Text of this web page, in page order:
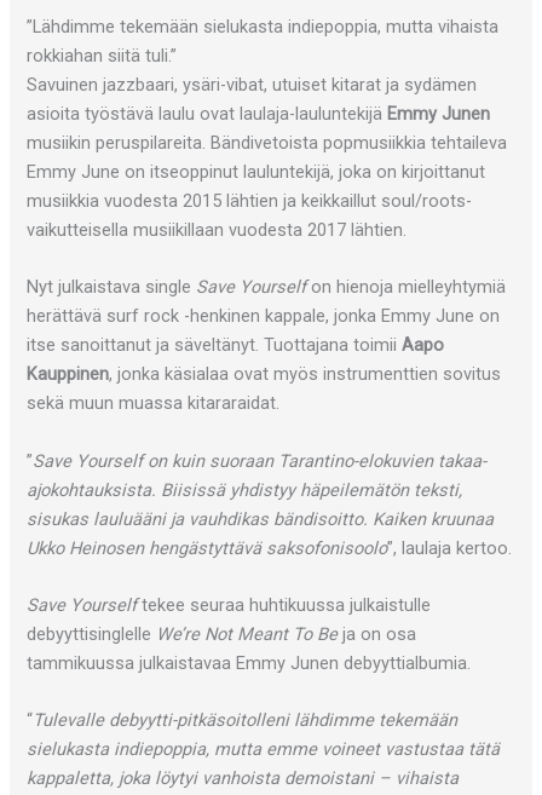
”Lähdimme tekemään sielukasta indiepoppia, mutta vihaista
rokkiahan siitä tuli.”
Savuinen jazzbaari, ysäri-vibat, utuiset kitarat ja sydämen
asioita työstävä laulu ovat laulaja-lauluntekijä Emmy Junen
musiikin peruspilareita. Bändivetoista popmusiikkia tehtaileva
Emmy June on itseoppinut lauluntekijä, joka on kirjoittanut
musiikkia vuodesta 2015 lähtien ja keikkaillut soul/roots-
vaikutteisella musiikillaan vuodesta 2017 lähtien.
Nyt julkaistava single Save Yourselfon hienoja mielleyhtymiä
herättävä surf rock -henkinen kappale, jonka Emmy June on
itse sanoittanut ja säveltänyt. Tuottajana toimiiAapo
Kauppinen, jonka käsialaa ovat myös instrumenttien sovitus
sekä muun muassa kitararaidat.
”Save Yourself on kuin suoraan Tarantino-elokuvien takaa-
ajokohtauksista. Biisissä yhdistyy häpeilemätön teksti,
sisukas lauluääni ja vauhdikas bändisoitto. Kaiken kruunaa
Ukko Heinosen hengästyttävä saksofonisoolo”, laulaja kertoo.
Save Yourselftekee seuraa huhtikuussa julkaistulle
debyyttisinglelle We’re Not Meant To Beja on osa
tammikuussa julkaistavaa Emmy Junen debyyttialbumia.
“Tulevalle debyytti-pitkäsoitolleni lähdimme tekemään
sielukasta indiepoppia, mutta emme voineet vastustaa tätä
kappaletta, joka löytyi vanhoista demoistani – vihaista